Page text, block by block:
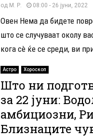
од М. Р. 08:00 - 26 јуни, 2022
Овен Нема да бидете
што се случуваат околу
кога сè ќе се среди, ви
Астро Хороскоп
Што ни
за 22 јуни:
амбициозни,
Близнаците